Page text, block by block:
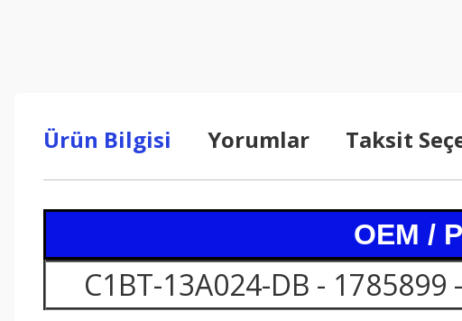
Ürün Bilgisi Yorumlar Taksit
OEM /
C1BT-13A024-DB - 1785899